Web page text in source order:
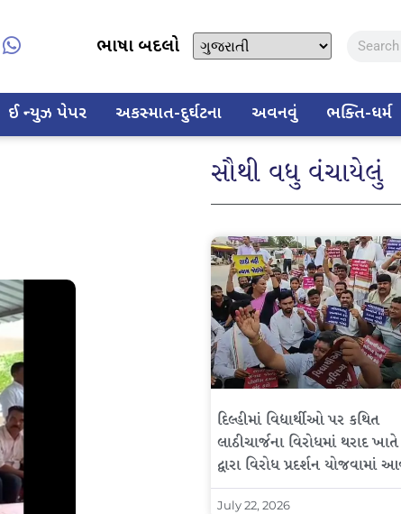
ભાષા બદલો
ઈ ન્યુઝ પેપર અકસ્માત-દુર્ઘટના અવનવું ભક્તિ-ધર્મ
સૌથી વધુ વંચાયેલું
દિલ્હીમાં વિદ્યાર્થીઓ પર કથિત
લાઠીચાર્જના વિરોધમાં થરાદ
દ્વારા વિરોધ પ્રદર્શન યોજવામાં
July 22, 2026